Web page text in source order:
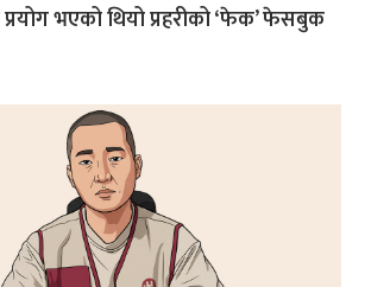
भएको थियो प्रहरीको ‘फेक’ फेसबुक